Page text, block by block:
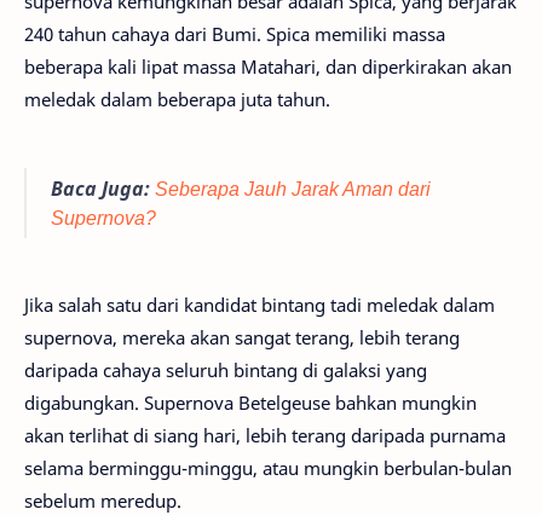
240 tahun cahaya dari Bumi. Spica memiliki massa
beberapa kali lipat massa Matahari, dan diperkirakan akan
meledak dalam beberapa juta tahun.
Baca Juga:Seberapa Jauh Jarak Aman dari
Supernova?
Jika salah satu dari kandidat bintang tadi meledak dalam
supernova, mereka akan sangat terang, lebih terang
daripada cahaya seluruh bintang di galaksi yang
digabungkan. Supernova Betelgeuse bahkan mungkin
akan terlihat di siang hari, lebih terang daripada purnama
selama berminggu-minggu, atau mungkin berbulan-bulan
sebelum meredup.